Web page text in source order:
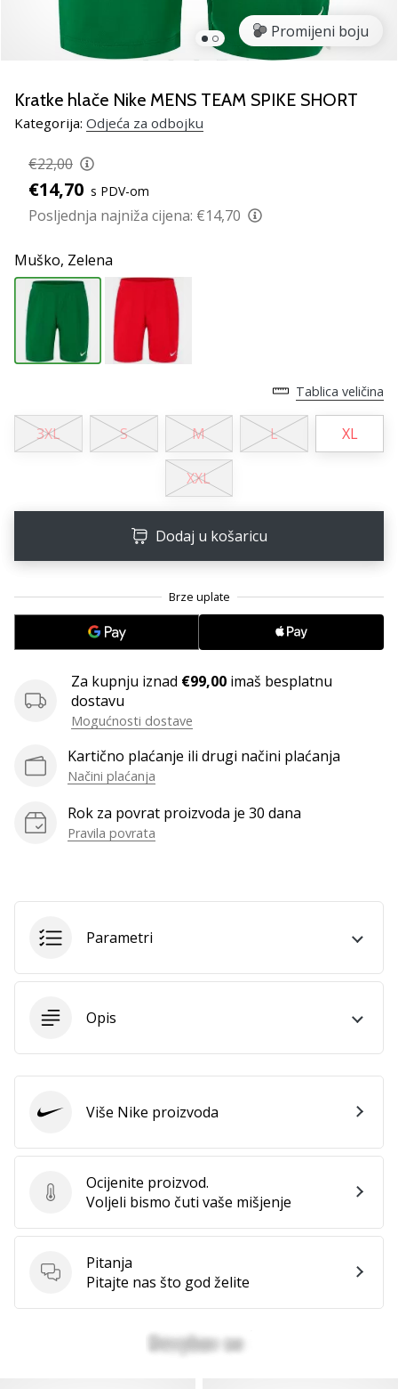
Pronađite
savršen
poklon
odbojku!
Pogledajte
naš
odaberite
obuću,
odjeću
opremu
najboljih
marki
na
tržištu.
•
1 min. čitanja
našeg
za
Pridruži
nam
brend
ambasador.
članke
Promijeni boju
Kratke hlače Nike MENS TEAM SPIKE SHORT
Kategorija: Odjeća za odbojku
€22,00
€14,70 s PDV-om
Posljednja najniža cijena: €14,70
Muško, Zelena
Tablica veličina
3XL S M L XL
XXL
Dodaj u košaricu
Za kupnju iznad €99,00 imaš besplatnu
dostavu
Mogućnosti dostave
Kartično plaćanje ili drugi načini plaćanja
Načini plaćanja
Rok za povrat proizvoda je 30 dana
Pravila povrata
Parametri
Opis
Ocijenite proizvod.
Ocijenite proizvod.
Voljeli bismo čuti vaše mišjenje
Pitanja
Pitanja
Pitajte nas što god želite
Nike Više Nike proizvoda